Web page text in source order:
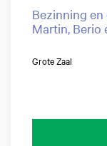
Bezinning
Martin, Berio
Grote Zaal